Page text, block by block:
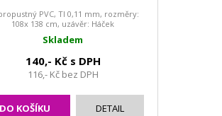
PVC, Tl 0,11 mm, rozměry:
108x 138 cm, uzávěr: Háček
Skladem
140,- Kč s DPH
116,- Kč bez DPH
DO KOŠÍKU DETAIL